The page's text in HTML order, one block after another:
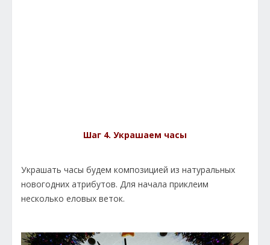
Шаг 4. Украшаем часы
Украшать часы будем композицией из натуральных
новогодних атрибутов. Для начала приклеим
несколько еловых веток.